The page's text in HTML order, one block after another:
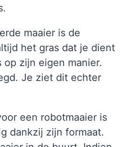
maaier is de
het gras dat je dient
zijn eigen manier.
Je ziet dit echter
een robotmaaier is
dankzij zijn formaat.